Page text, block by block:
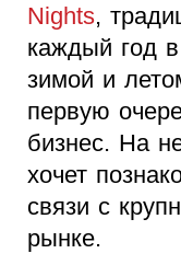
Nights,
каждый год
зимой и
первую
бизнес. На
хочет
связи с
рынке.